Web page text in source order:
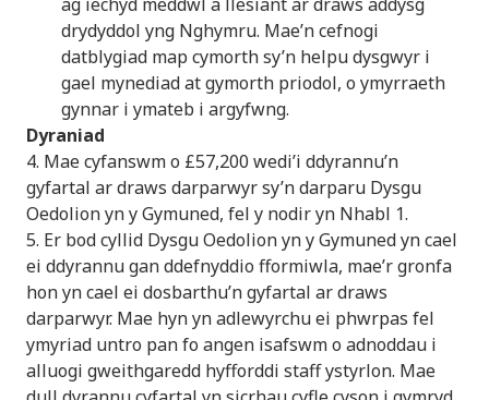
drydyddol yng Nghymru. Mae’n cefnogi
datblygiad map cymorth sy’n helpu dysgwyr i
gael mynediad at gymorth priodol, o ymyrraeth
gynnar i ymateb i argyfwng.
Dyraniad
4. Mae cyfanswm o £57,200 wedi’i ddyrannu’n
gyfartal ar draws darparwyr sy’n darparu Dysgu
Oedolion yn y Gymuned, fel y nodir yn Nhabl 1.
5. Er bod cyllid Dysgu Oedolion yn y Gymuned yn cael
ei ddyrannu gan ddefnyddio fformiwla, mae’r gronfa
hon yn cael ei dosbarthu’n gyfartal ar draws
darparwyr. Mae hyn yn adlewyrchu ei phwrpas fel
ymyriad untro pan fo angen isafswm o adnoddau i
alluogi gweithgaredd hyfforddi staff ystyrlon. Mae